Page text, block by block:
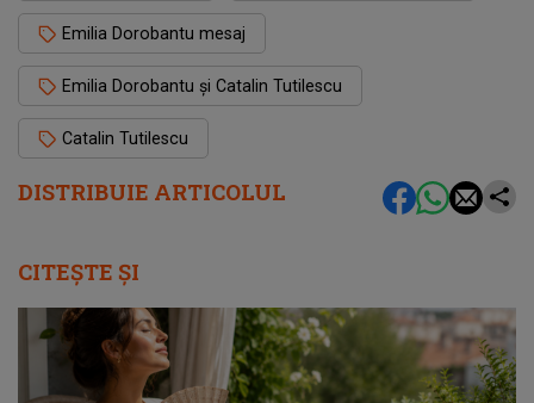
DISTRIBUIE ARTICOLUL
Emilia Dorobantu mesaj
Emilia Dorobantu și Catalin Tutilescu
Catalin Tutilescu
CITEȘTE ȘI